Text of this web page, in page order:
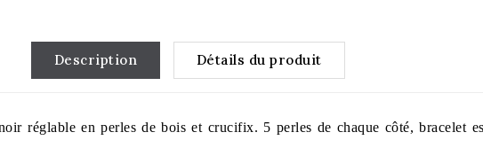
Description Détails du produit
réglable en perles de bois et crucifix. 5 perles de chaque côté, bracelet